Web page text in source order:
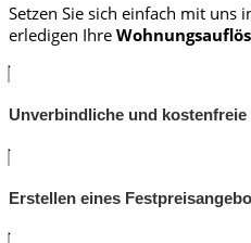
Setzen Sie sich einfach mit uns
erledigen Ihre
Unverbindliche und
Erstellen eines